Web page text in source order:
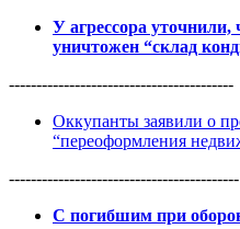
У агрессора
уничтожен “склад
-----------------------------------------
Оккупанты заявили о
“переоформления
------------------------------------------
С погибшим при